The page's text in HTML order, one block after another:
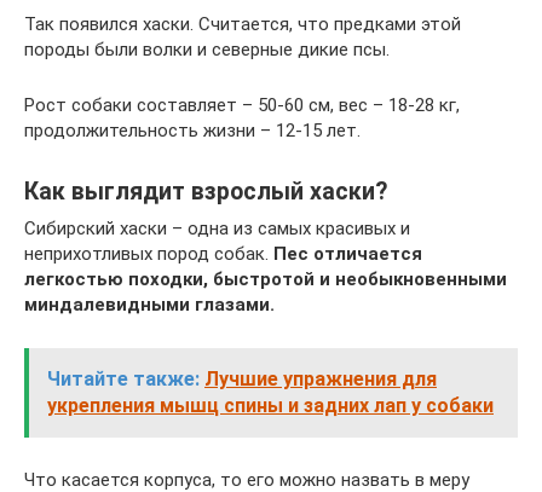
Так появился хаски. Считается, что предками этой
породы были волки и северные дикие псы.
Рост собаки составляет – 50-60 см, вес – 18-28 кг,
продолжительность жизни – 12-15 лет.
Как выглядит взрослый хаски?
Сибирский хаски – одна из самых красивых и
неприхотливых пород собак. Пес отличается
легкостью походки, быстротой и необыкновенными
миндалевидными глазами.
Читайте также: Лучшие упражнения для
укрепления мышц спины и задних лап у собаки
Что касается корпуса, то его можно назвать в меру